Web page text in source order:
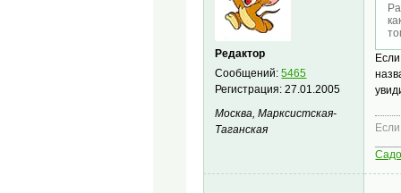
Редактор
Сообщений:5465
Регистрация:27.01.2005
Москва, Марксистская-
Таганская